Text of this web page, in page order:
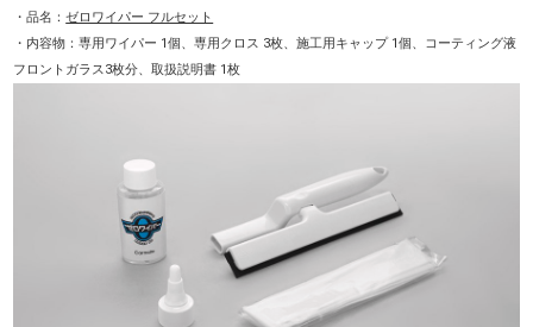
・品名：ゼロワイパー フルセット
・内容物：専用ワイパー 1個、専用クロス 3枚、施工用キャップ 1個、コーティング液
フロントガラス3枚分、取扱説明書 1枚